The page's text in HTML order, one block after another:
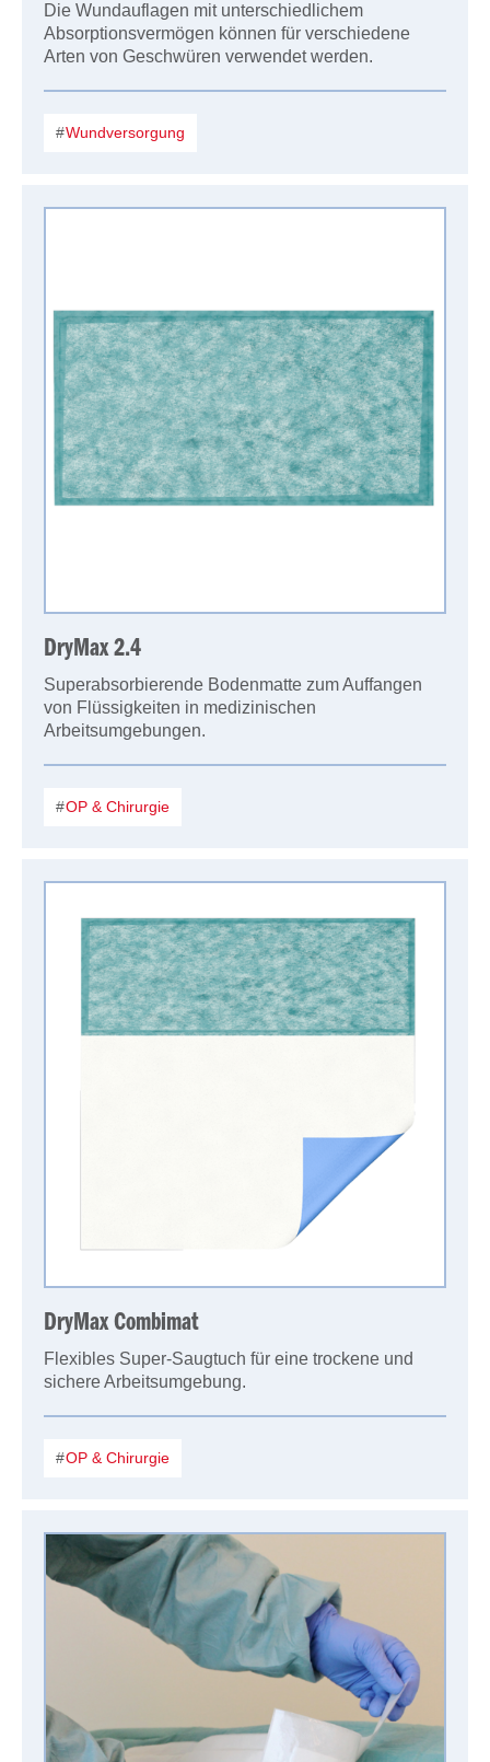
Die Wundauflagen mit unterschiedlichem
Absorptionsvermögen können für verschiedene
Arten von Geschwüren verwendet werden.
Wundversorgung
DryMax 2.4
Superabsorbierende Bodenmatte zum Auffangen
von Flüssigkeiten in medizinischen
Arbeitsumgebungen.
OP & Chirurgie
DryMax Combimat
Flexibles Super-Saugtuch für eine trockene und
sichere Arbeitsumgebung.
OP & Chirurgie